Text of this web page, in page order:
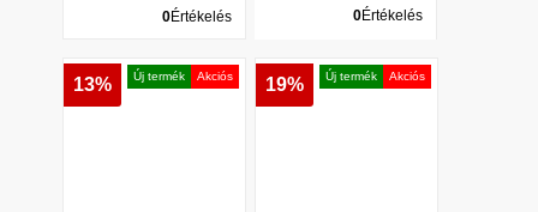
0Értékelés 0Értékelés
Akciós
Új termék
13% Akciós
Új termék
19%